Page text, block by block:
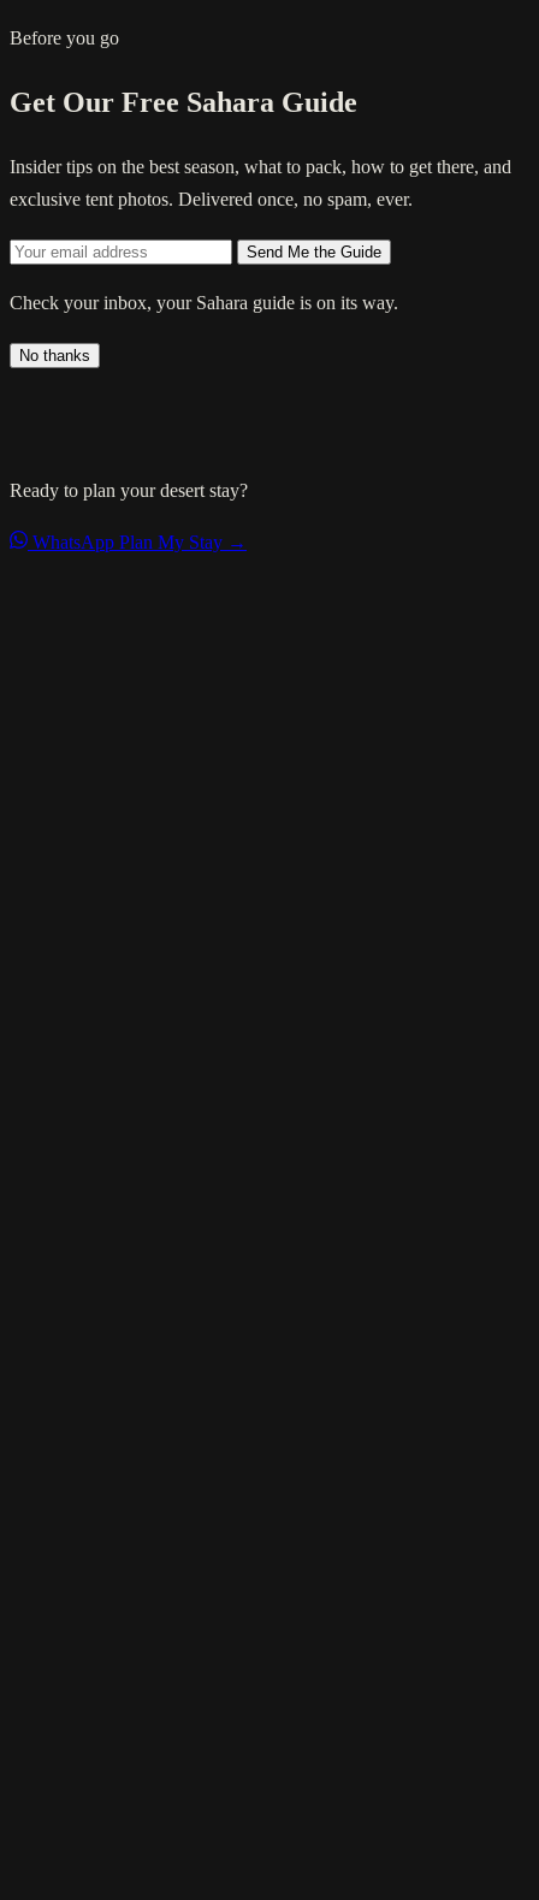
Before you go
Get Our Free Sahara Guide
Insider tips on the best season, what to pack, how to get there, and
exclusive tent photos. Delivered once, no spam, ever.
Send Me the Guide
Check your inbox, your Sahara guide is on its way.
No thanks
Ready to plan your desert stay?
WhatsApp Plan My Stay →